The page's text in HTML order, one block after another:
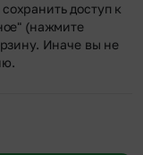
доступ к
(нажмите
Иначе вы не